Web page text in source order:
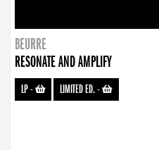
BEURRE
RESONATE AND AMPLIFY
LP- LIMITED ED.-